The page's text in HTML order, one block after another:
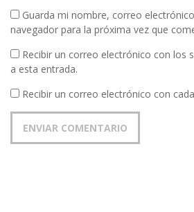
Guarda mi nombre, correo
navegador para la próxima vez que
Recibir un correo electrónico con los
a esta entrada.
Recibir un correo electrónico con